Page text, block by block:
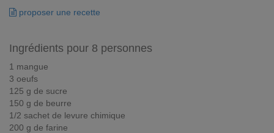
proposer une recette
Ingrédients pour 8 personnes
1 mangue
3 oeufs
125 g de sucre
150 g de beurre
1/2 sachet de levure chimique
200 g de farine